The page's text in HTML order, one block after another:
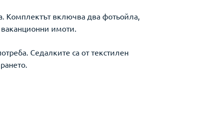
Комплектът включва два фотьойла,
имоти.
Седалките са от текстилен